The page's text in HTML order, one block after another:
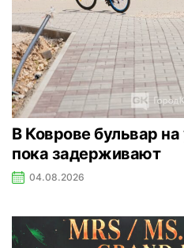
В Коврове бульвар
пока задерживают
04.08.2026